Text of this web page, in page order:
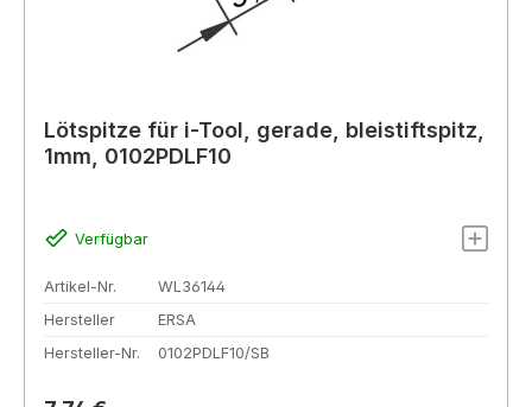
Lötspitze für i-Tool, gerade, bleistiftspitz,
1mm, 0102PDLF10
Verfügbar
Artikel-Nr.
WL36144
Hersteller
ERSA
Hersteller-Nr.
0102PDLF10/SB